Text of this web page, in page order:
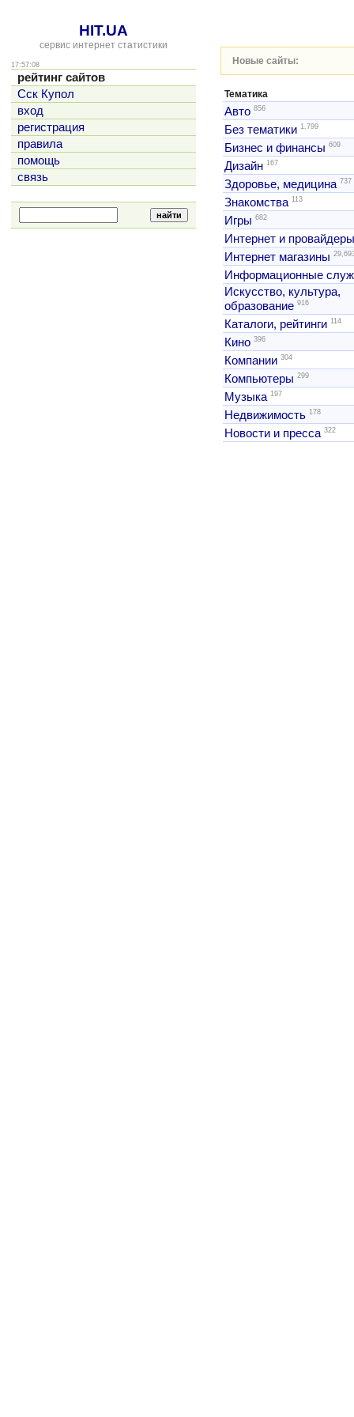
HIT.UA
сервис интернет статистики
17:57:08
рейтинг сайтов
Сск Купол
вход
регистрация
правила
помощь
связь
Новые сайты:
Тематика
Авто 856
Без тематики 1,799
Бизнес и финансы 609
Дизайн 167
Здоровье, медицина 737
Знакомства 113
Игры 682
Интернет и провайдеры
Интернет магазины
Информационные
Искусство, культура,
образование 916
Каталоги, рейтинги 114
Кино 396
Компании 304
Компьютеры 299
Музыка 197
Недвижимость 178
Новости и пресса 322